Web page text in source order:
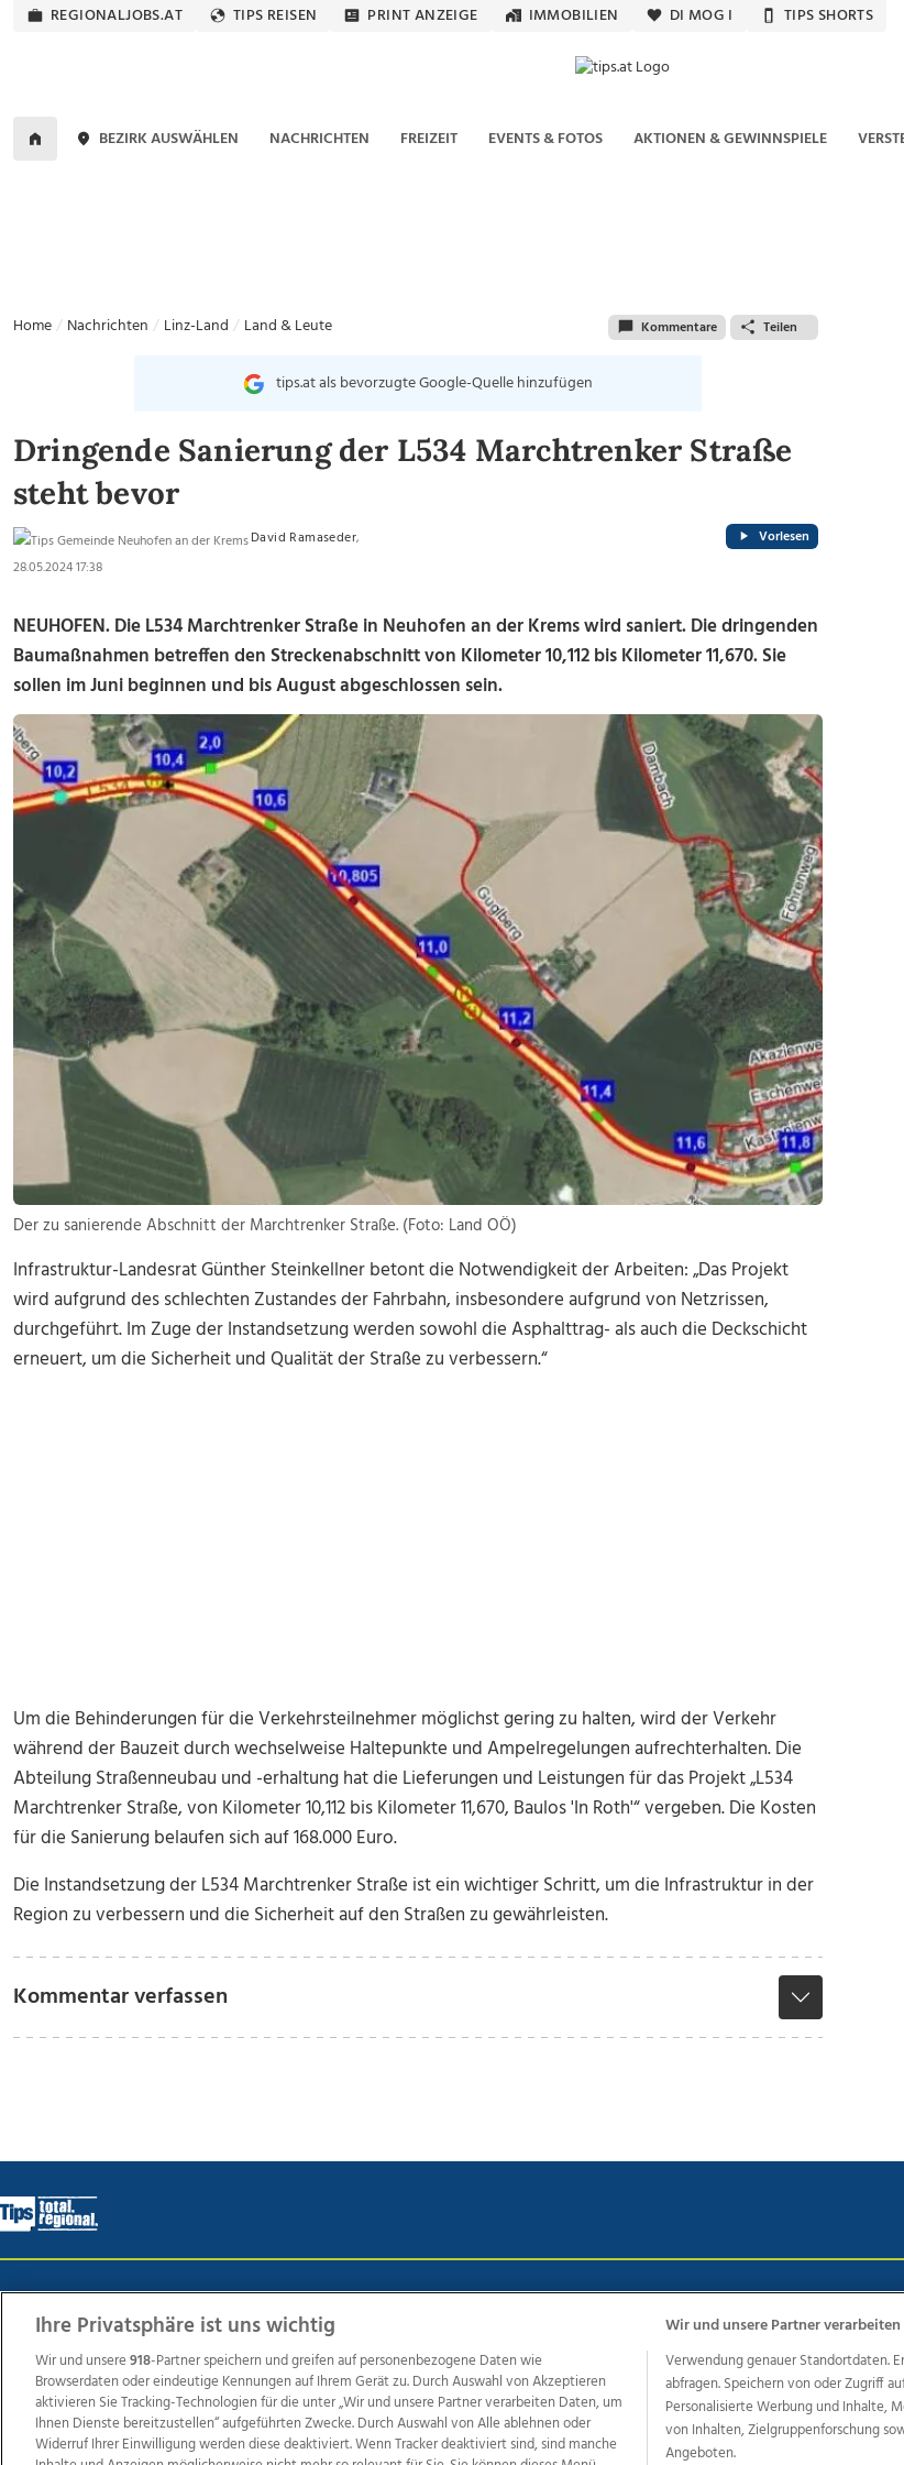
REGIONALJOBS.AT TIPS REISEN PRINT ANZEIGE IMMOBILIEN DI MOG I TIPS SHORTS
BEZIRK AUSWÄHLEN NACHRICHTEN FREIZEIT EVENTS & FOTOS AKTIONEN & GEWINNSPIELE
Home Nachrichten Linz-Land Land & Leute Kommentare Teilen
tips.at als bevorzugte Google-Quelle hinzufügen
Dringende Sanierung der L534 Marchtrenker Straße
steht bevor
David Ramaseder,
28.05.2024 17:38
Vorlesen
NEUHOFEN. Die L534 Marchtrenker Straße in Neuhofen an der Krems wird saniert. Die dringenden
Baumaßnahmen betreffen den Streckenabschnitt von Kilometer 10,112 bis Kilometer 11,670. Sie
sollen im Juni beginnen und bis August abgeschlossen sein.
Der zu sanierende Abschnitt der Marchtrenker Straße. (Foto: Land OÖ)
Infrastruktur-Landesrat Günther Steinkellner betont die Notwendigkeit der Arbeiten: „Das Projekt
wird aufgrund des schlechten Zustandes der Fahrbahn, insbesondere aufgrund von Netzrissen,
durchgeführt. Im Zuge der Instandsetzung werden sowohl die Asphalttrag- als auch die Deckschicht
erneuert, um die Sicherheit und Qualität der Straße zu verbessern.“
Um die Behinderungen für die Verkehrsteilnehmer möglichst gering zu halten, wird der Verkehr
während der Bauzeit durch wechselweise Haltepunkte und Ampelregelungen aufrechterhalten. Die
Abteilung Straßenneubau und -erhaltung hat die Lieferungen und Leistungen für das Projekt „L534
Marchtrenker Straße, von Kilometer 10,112 bis Kilometer 11,670, Baulos 'In Roth'“ vergeben. Die Kosten
für die Sanierung belaufen sich auf 168.000 Euro.
Die Instandsetzung der L534 Marchtrenker Straße ist ein wichtiger Schritt, um die Infrastruktur in der
Region zu verbessern und die Sicherheit auf den Straßen zu gewährleisten.
Kommentar verfassen
Weitere Angebote des Medienhauses Wimmer
TV1 di-mog-i.at OÖNow Ischler Woche Life Radio OÖNachrichten OÖN Immobilien OÖN
Regionaljobs
wasistlos.at wirtrauern.at
Ihre Privatsphäre ist uns wichtig
Wir und unsere918-Partner speichern und greifen auf personenbezogene Daten wie
Browserdaten oder eindeutige Kennungen auf Ihrem Gerät zu. Durch Auswahl von Akzeptieren
aktivieren Sie Tracking-Technologien für die unter „Wir und unsere Partner verarbeiten Daten, um
Ihnen Dienste bereitzustellen“ aufgeführten Zwecke. Durch Auswahl von Alle ablehnen oder
Widerruf Ihrer Einwilligung werden diese deaktiviert. Wenn Tracker deaktiviert sind, sind manche
Wir und unsere Partner
Verwendung genauer Standortdaten.
abfragen. Speichern von oder Zugriff
Personalisierte Werbung und Inhalte,
von Inhalten, Zielgruppenforschung
Angeboten.